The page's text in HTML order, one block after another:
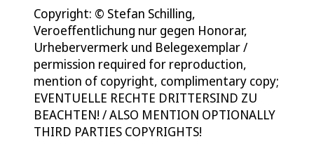
Copyright: © Stefan Schilling,
Veroeffentlichung nur gegen Honorar,
Urhebervermerk und Belegexemplar /
permission required for reproduction,
mention of copyright, complimentary copy;
EVENTUELLE RECHTE DRITTERSIND ZU
BEACHTEN! / ALSO MENTION OPTIONALLY
THIRD PARTIES COPYRIGHTS!